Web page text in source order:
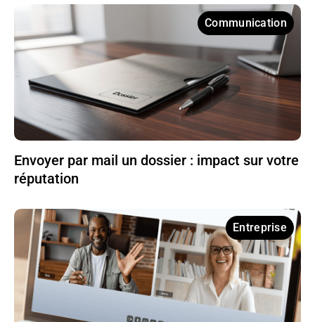
Communication
Envoyer par mail un dossier : impact sur votre
réputation
Entreprise